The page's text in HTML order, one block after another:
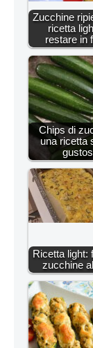
Zucchine
ricetta
restare in
Chips di
una ricetta
Ricetta light:
zucchine